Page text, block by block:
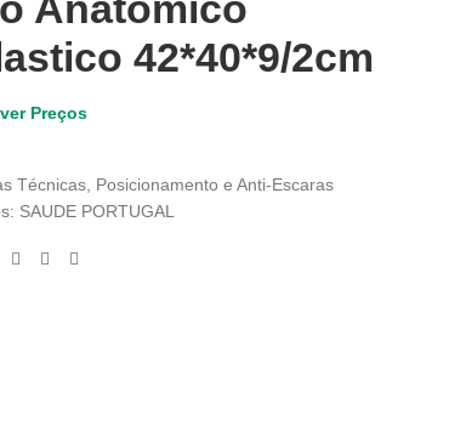
42*40*9/2cm
Preços
Técnicas, Posicionamento e Anti-Escaras
SAUDE PORTUGAL